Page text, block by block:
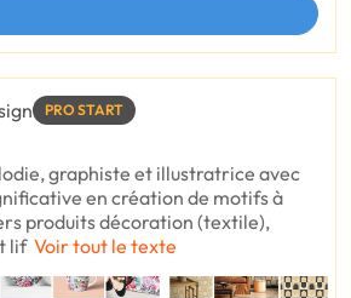
PRO START
graphiste et illustratrice avec
en création de motifs à
produits décoration (textile),
lif Voir tout le texte